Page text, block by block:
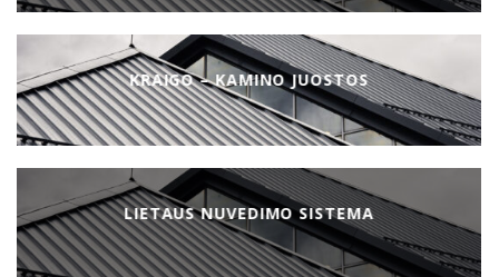
KRAIGO – KAMINO JUOSTOS
LIETAUS NUVEDIMO SISTEMA